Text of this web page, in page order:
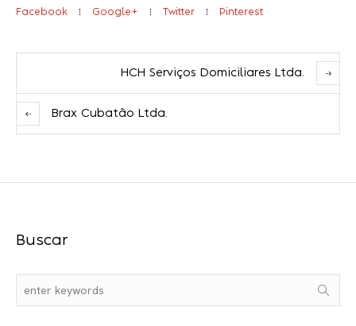
Facebook Google+ Twitter Pinterest
HCH Serviços Domiciliares Ltda.
Brax Cubatão Ltda.
Buscar